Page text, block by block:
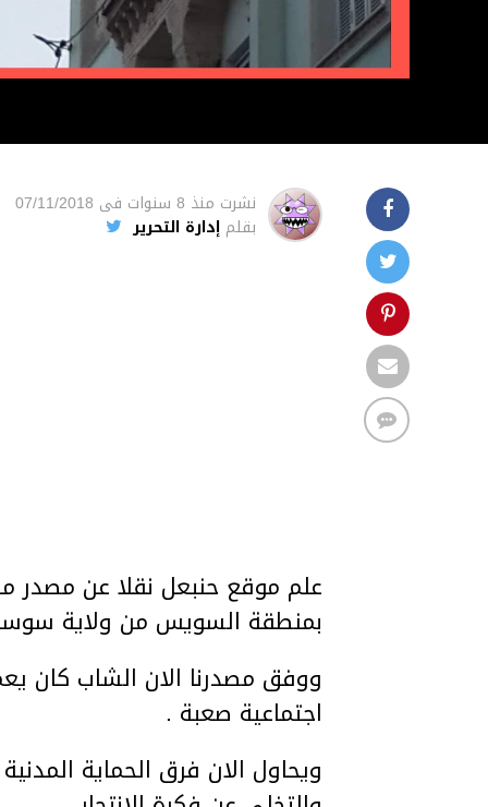
نشرت منذ 8 سنوات فى 07/11/2018
بقلم إدارة التحرير
علم موقع حنبعل نقلا عن مصدر
بمنطقة السويس من ولاية
ووفق مصدرنا الان الشاب كان
اجتماعية صعبة .
ويحاول الان فرق الحماية